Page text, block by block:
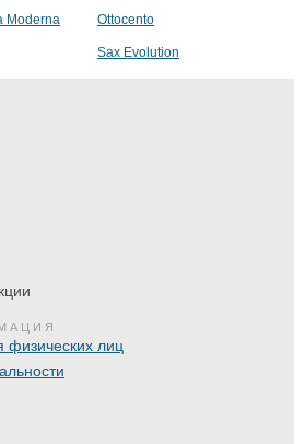
Moderna Ottocento
Sax Evolution
физических лиц